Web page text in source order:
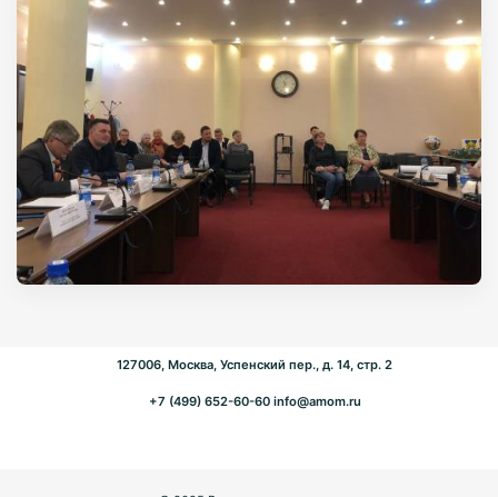
127006, Москва, Успенский пер., д. 14, стр. 2
+7 (499) 652-60-60 info@amom.ru